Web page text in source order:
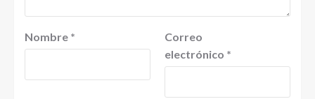
Nombre *
Correo
electrónico *